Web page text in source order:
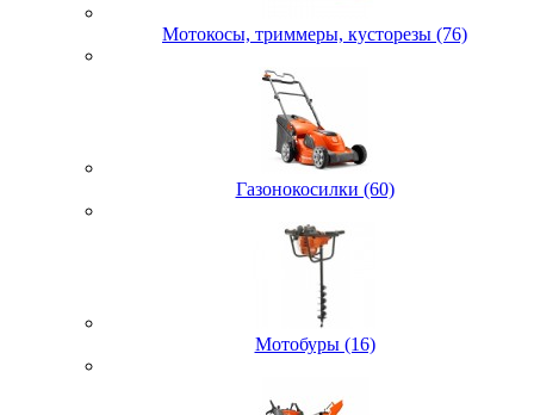
Мотокосы, триммеры, кусторезы (76)
Газонокосилки (60)
Мотобуры (16)